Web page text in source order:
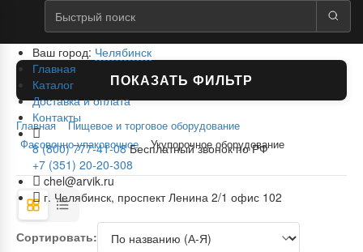
Ваш город: Челябинск
Главная
Каталог
Доставка и оплата
Контакты
8 (800) 777-41-08 Бесплатный звонок по РФ
+7 (351) 20-20-308
chel@arvik.ru
г. Челябинск, проспект Ленина 2/1 офис 102
ПОКАЗАТЬ ФИЛЬТР
Главная
Пищевое и торговое оборудование
Фасовочно-упаковочное
Укупорочное оборудование
Сортировать: